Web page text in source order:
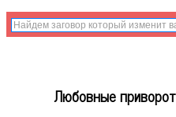
Любовные